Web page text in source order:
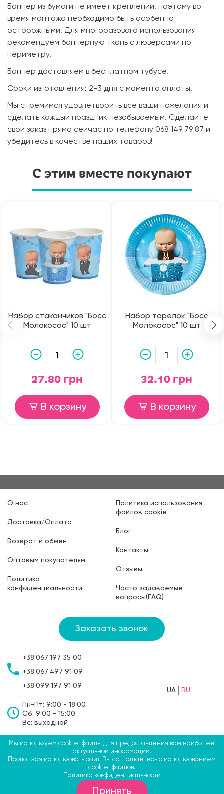
Баннер из бумаги не имеет креплений, поэтому во
время монтажа необходимо быть особенно
осторожными. Для многоразового использования
рекомендуем баннерную ткань с люверсами по
периметру.
Баннер доставляем в бесплатном тубусе.
Сроки изготовления: 2-3 дня с момента оплаты.
Мы стремимся удовлетворить все ваши пожелания и
сделать каждый праздник незабываемым. Сделайте
свой заказ прямо сейчас по телефону 068 149 79 87 и
убедитесь в качестве наших товаров!
С этим вместе покупают
Набор стаканчиков "Босс
Молокосос" 10 шт
27.80 грн
В корзину
Набор тарелок "Босс
Молокосос" 10 шт
32.10 грн
В корзину
О нас
Доставка/Оплата
Возврат и обмен
Оптовым покупателям
Политика
конфиденциальности
Политика использования
файлов cookie
Блог
Контакты
Отзывы
Часто задаваемые
вопросы(FAQ)
Заказать звонок
+38 067 197 35 00
+38 067 497 91 09
+38 099 197 91 09
Пн-Пт: 9:00 - 18:00
Сб: 9:00 - 15:00
Вс: выходной
UA RU
©2009-2026 ТМ СВЯТОБУМ, ФЛП Больбин Павел
Анатольевич
вул. Крип'якевича, 51а, Костопіль, Рівненська область,
Мы используем cookie-файлы для предоставления вам наиболее
актуальной информации.
Продолжая использовать сайт, Вы соглашаетесь с использованием
cookie-файлов.
Политика конфиденциальности
Принять